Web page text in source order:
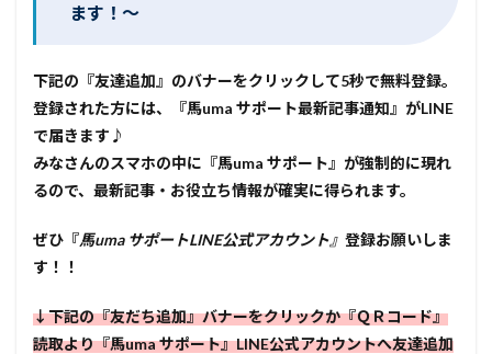
ます！～
下記の『友達追加』のバナーをクリックして5秒で無料登録。
登録された方には、『馬uma サポート最新記事通知』がLINE
で届きます♪
みなさんのスマホの中に『馬uma サポート』が強制的に現れ
るので、最新記事・お役立ち情報が確実に得られます。
ぜひ 『馬uma サポートLINE公式アカウント』 登録お願いしま
す！！
↓下記の『友だち追加』バナーをクリックか『ＱＲコード』
読取より『馬uma サポート』LINE公式アカウントへ友達追加